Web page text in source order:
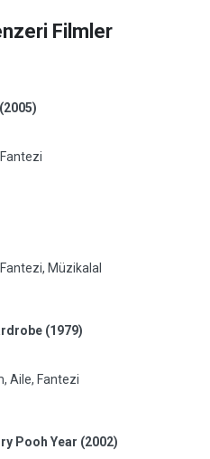
Filmler
Müzikalal
(1979)
Aile, Fantezi
Pooh Year (2002)